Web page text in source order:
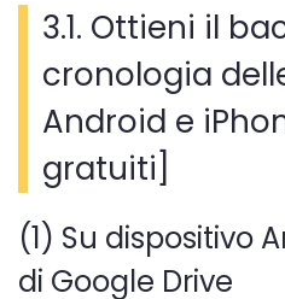
3.1. Ottieni il
cronologia
Android e
gratuiti]
(1) Su dispositivo
di Google Drive